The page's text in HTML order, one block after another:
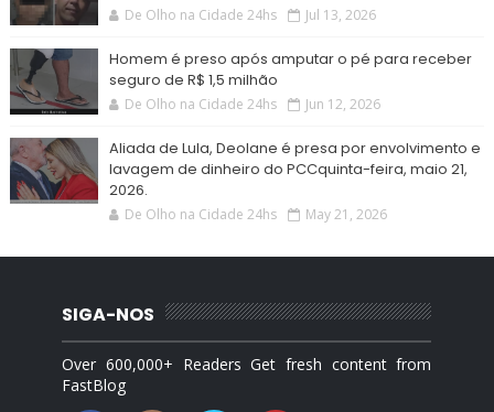
De Olho na Cidade 24hs Jul 13, 2026
Homem é preso após amputar o pé para receber
seguro de R$ 1,5 milhão
De Olho na Cidade 24hs Jun 12, 2026
Aliada de Lula, Deolane é presa por envolvimento e
lavagem de dinheiro do PCCquinta-feira, maio 21,
2026.
De Olho na Cidade 24hs May 21, 2026
SIGA-NOS
Over 600,000+ Readers Get fresh content from
FastBlog